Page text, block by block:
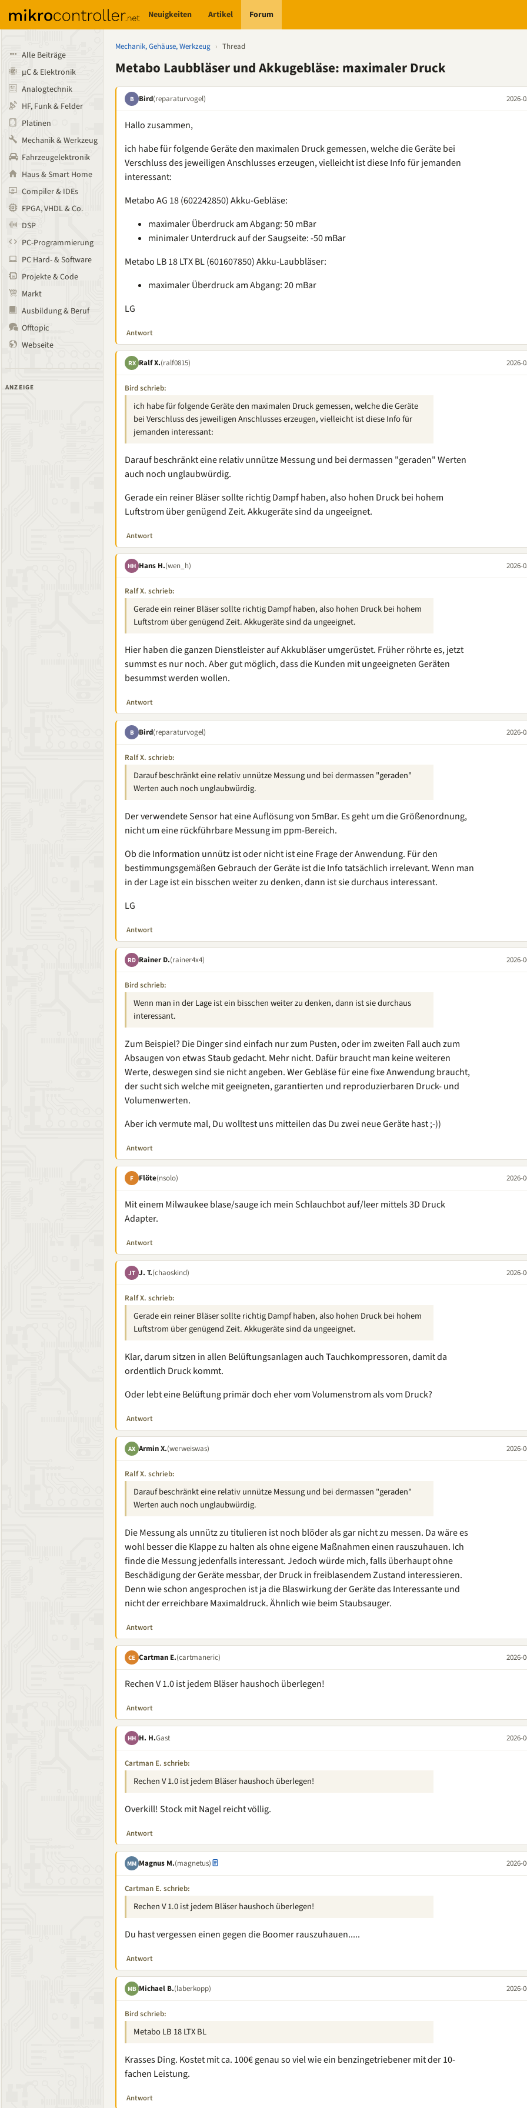
Neuigkeiten Artikel Forum
Alle Beiträge
µC & Elektronik
Analogtechnik
HF, Funk & Felder
Platinen
Mechanik & Werkzeug
Fahrzeugelektronik
Haus & Smart Home
Compiler & IDEs
FPGA, VHDL & Co.
DSP
PC-Programmierung
PC Hard- & Software
Projekte & Code
Markt
Ausbildung & Beruf
Offtopic
Webseite
ANZEIGE
Mechanik, Gehäuse, Werkzeug › Thread
Metabo Laubbläser und Akkugebläse: maximaler Druck
B Bird(reparaturvogel) 2026-
Hallo zusammen,
ich habe für folgende Geräte den maximalen Druck gemessen, welche die Geräte bei
Verschluss des jeweiligen Anschlusses erzeugen, vielleicht ist diese Info für jemanden
interessant:
Metabo AG 18 (602242850) Akku-Gebläse:
maximaler Überdruck am Abgang: 50 mBar
minimaler Unterdruck auf der Saugseite: -50 mBar
Metabo LB 18 LTX BL (601607850) Akku-Laubbläser:
maximaler Überdruck am Abgang: 20 mBar
LG
Antwort
RX Ralf X.(ralf0815) 2026-
Bird schrieb:
ich habe für folgende Geräte den maximalen Druck gemessen, welche die Geräte
bei Verschluss des jeweiligen Anschlusses erzeugen, vielleicht ist diese Info für
jemanden interessant:
Darauf beschränkt eine relativ unnütze Messung und bei dermassen "geraden" Werten
auch noch unglaubwürdig.
Gerade ein reiner Bläser sollte richtig Dampf haben, also hohen Druck bei hohem
Luftstrom über genügend Zeit. Akkugeräte sind da ungeeignet.
Antwort
HH Hans H.(wen_h) 2026-
Ralf X. schrieb:
Gerade ein reiner Bläser sollte richtig Dampf haben, also hohen Druck bei hohem
Luftstrom über genügend Zeit. Akkugeräte sind da ungeeignet.
Hier haben die ganzen Dienstleister auf Akkubläser umgerüstet. Früher röhrte es, jetzt
summst es nur noch. Aber gut möglich, dass die Kunden mit ungeeigneten Geräten
besummst werden wollen.
Antwort
B Bird(reparaturvogel) 2026-
Ralf X. schrieb:
Darauf beschränkt eine relativ unnütze Messung und bei dermassen "geraden"
Werten auch noch unglaubwürdig.
Der verwendete Sensor hat eine Auflösung von 5mBar. Es geht um die Größenordnung,
nicht um eine rückführbare Messung im ppm-Bereich.
Ob die Information unnütz ist oder nicht ist eine Frage der Anwendung. Für den
bestimmungsgemäßen Gebrauch der Geräte ist die Info tatsächlich irrelevant. Wenn man
in der Lage ist ein bisschen weiter zu denken, dann ist sie durchaus interessant.
LG
Antwort
RD Rainer D.(rainer4x4) 2026-
Bird schrieb:
Wenn man in der Lage ist ein bisschen weiter zu denken, dann ist sie durchaus
interessant.
Zum Beispiel? Die Dinger sind einfach nur zum Pusten, oder im zweiten Fall auch zum
Absaugen von etwas Staub gedacht. Mehr nicht. Dafür braucht man keine weiteren
Werte, deswegen sind sie nicht angeben. Wer Gebläse für eine fixe Anwendung braucht,
der sucht sich welche mit geeigneten, garantierten und reproduzierbaren Druck- und
Volumenwerten.
Aber ich vermute mal, Du wolltest uns mitteilen das Du zwei neue Geräte hast ;-))
Antwort
F Flöte(nsolo) 2026-
Mit einem Milwaukee blase/sauge ich mein Schlauchbot auf/leer mittels 3D Druck
Adapter.
Antwort
JT J. T.(chaoskind) 2026-
Ralf X. schrieb:
Gerade ein reiner Bläser sollte richtig Dampf haben, also hohen Druck bei hohem
Luftstrom über genügend Zeit. Akkugeräte sind da ungeeignet.
Klar, darum sitzen in allen Belüftungsanlagen auch Tauchkompressoren, damit da
ordentlich Druck kommt.
Oder lebt eine Belüftung primär doch eher vom Volumenstrom als vom Druck?
Antwort
AX Armin X.(werweiswas) 2026-
Ralf X. schrieb:
Darauf beschränkt eine relativ unnütze Messung und bei dermassen "geraden"
Werten auch noch unglaubwürdig.
Die Messung als unnütz zu titulieren ist noch blöder als gar nicht zu messen. Da wäre es
wohl besser die Klappe zu halten als ohne eigene Maßnahmen einen rauszuhauen. Ich
finde die Messung jedenfalls interessant. Jedoch würde mich, falls überhaupt ohne
Beschädigung der Geräte messbar, der Druck in freiblasendem Zustand interessieren.
Denn wie schon angesprochen ist ja die Blaswirkung der Geräte das Interessante und
nicht der erreichbare Maximaldruck. Ähnlich wie beim Staubsauger.
Antwort
CE Cartman E.(cartmaneric) 2026-
Rechen V 1.0 ist jedem Bläser haushoch überlegen!
Antwort
HH H. H.Gast 2026-
Cartman E. schrieb:
Rechen V 1.0 ist jedem Bläser haushoch überlegen!
Overkill! Stock mit Nagel reicht völlig.
Antwort
MM Magnus M.(magnetus) 2026-
Cartman E. schrieb:
Rechen V 1.0 ist jedem Bläser haushoch überlegen!
Du hast vergessen einen gegen die Boomer rauszuhauen.....
Antwort
MB Michael B.(laberkopp) 2026-
Bird schrieb:
Metabo LB 18 LTX BL
Krasses Ding. Kostet mit ca. 100€ genau so viel wie ein benzingetriebener mit der 10-
fachen Leistung.
Antwort